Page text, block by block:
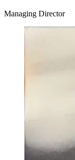
Managing Director